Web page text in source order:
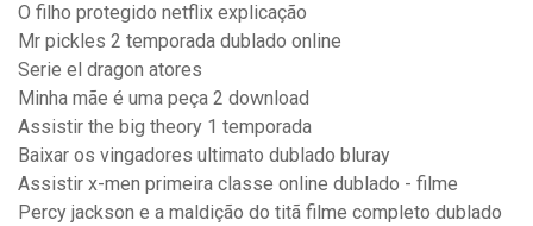
O filho protegido netflix explicação
Mr pickles 2 temporada dublado online
Serie el dragon atores
Minha mãe é uma peça 2 download
Assistir the big theory 1 temporada
Baixar os vingadores ultimato dublado bluray
Assistir x-men primeira classe online dublado - filme
Percy jackson e a maldição do titã filme completo dublado